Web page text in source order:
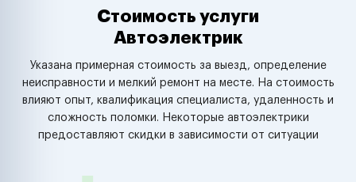
Стоимость услуги
Автоэлектрик
Указана примерная стоимость за выезд, определение
неисправности и мелкий ремонт на месте. На стоимость
влияют опыт, квалификация специалиста, удаленность и
сложность поломки. Некоторые автоэлектрики
предоставляют скидки в зависимости от ситуации